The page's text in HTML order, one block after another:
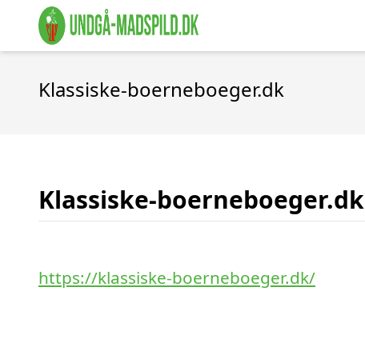
Klassiske-boerneboeger.dk
Klassiske-boerneboeger.dk
https://klassiske-boerneboeger.dk/